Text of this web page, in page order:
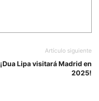
Artículo siguiente
¡Dua Lipa visitará Madrid en
2025!